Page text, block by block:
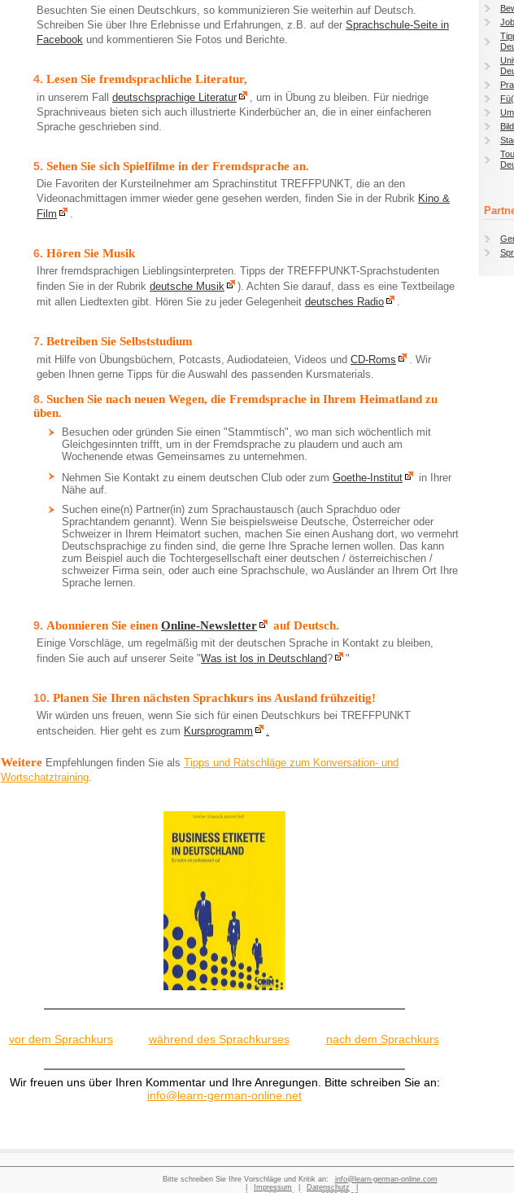
Besuchten Sie einen Deutschkurs, so kommunizieren Sie weiterhin auf Deutsch.
Schreiben Sie über Ihre Erlebnisse und Erfahrungen, z.B. auf der Sprachschule-Seite in
Facebook und kommentieren Sie Fotos und Berichte.
Lesen Sie fremdsprachliche Literatur,
in unserem Fall deutschsprachige Literatur
, um in Übung zu bleiben. Für niedrige
Sprachniveaus bieten sich auch illustrierte Kinderbücher an, die in einer einfacheren
Sprache geschrieben sind.
Sehen Sie sich Spielfilme in der Fremdsprache an.
Die Favoriten der Kursteilnehmer am Sprachinstitut TREFFPUNKT, die an den
Videonachmittagen immer wieder gene gesehen werden, finden Sie in der Rubrik Kino &
Film
Hören Sie Musik
Ihrer fremdsprachigen Lieblingsinterpreten. Tipps der TREFFPUNKT-Sprachstudenten
finden Sie in der Rubrik deutsche Musik
). Achten Sie darauf, dass es eine Textbeilage
mit allen Liedtexten gibt. Hören Sie zu jeder Gelegenheit deutsches Radio
Betreiben Sie Selbststudium
mit Hilfe von Übungsbüchern, Potcasts, Audiodateien, Videos und CD-Roms
. Wir
geben Ihnen gerne Tipps für die Auswahl des passenden Kursmaterials.
Suchen Sie nach neuen Wegen, die Fremdsprache in Ihrem Heimatland zu
üben.
Besuchen oder gründen Sie einen "Stammtisch", wo man sich wöchentlich mit
Gleichgesinnten trifft, um in der Fremdsprache zu plaudern und auch am
Wochenende etwas Gemeinsames zu unternehmen.
Nehmen Sie Kontakt zu einem deutschen Club oder zum Goethe-Institut
in Ihrer
Nähe auf.
Suchen eine(n) Partner(in) zum Sprachaustausch (auch Sprachduo oder
Sprachtandem genannt). Wenn Sie beispielsweise Deutsche, Österreicher oder
Schweizer in Ihrem Heimatort suchen, machen Sie einen Aushang dort, wo vermehrt
Deutschsprachige zu finden sind, die gerne Ihre Sprache lernen wollen. Das kann
zum Beispiel auch die Tochtergesellschaft einer deutschen / österreichischen /
schweizer Firma sein, oder auch eine Sprachschule, wo Ausländer an Ihrem Ort Ihre
Sprache lernen.
Abonnieren Sie einen Online-Newsletter auf Deutsch.
Einige Vorschläge, um regelmäßig mit der deutschen Sprache in Kontakt zu bleiben,
finden Sie auch auf unserer Seite "Was ist los in Deutschland? "
Planen Sie Ihren nächsten Sprachkurs ins Ausland frühzeitig!
Wir würden uns freuen, wenn Sie sich für einen Deutschkurs bei TREFFPUNKT
entscheiden. Hier geht es zum Kursprogramm
Weitere Empfehlungen finden Sie als Tipps und Ratschläge zum Konversation- und
Wortschatztraining
vor dem Sprachkurs während des Sprachkurses nach dem Sprachkurs
Wir freuen uns über Ihren Kommentar und Ihre Anregungen. Bitte schreiben Sie an:
info@learn-german-online.net
Bitte schreiben Sie Ihre Vorschläge und Kritik an:
info@learn-german-online.com
Impressum Datenschutz